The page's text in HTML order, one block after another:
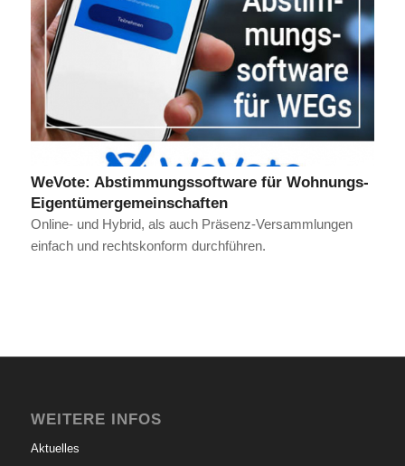
WeVote: Abstimmungssoftware für Wohnungs-
Eigentümergemeinschaften
Online- und Hybrid, als auch Präsenz-Versammlungen
einfach und rechtskonform durchführen.
WEITERE INFOS
Aktuelles